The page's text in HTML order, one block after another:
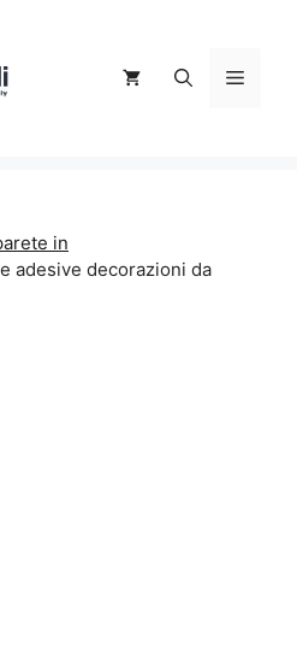
Menu
in
adesive decorazioni da